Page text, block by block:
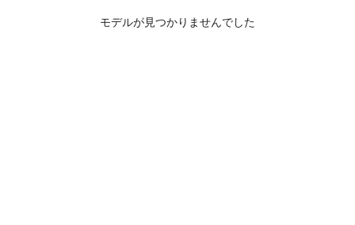
モデルが見つかりませんでした